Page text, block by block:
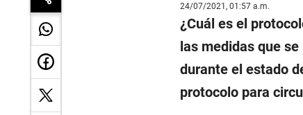
24/07/2021, 01:57 a.m.
¿Cuál es el
las medidas que
durante el estado
protocolo para